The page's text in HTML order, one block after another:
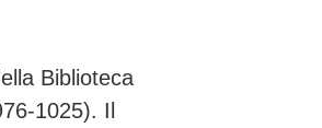
Biblioteca
1025). Il